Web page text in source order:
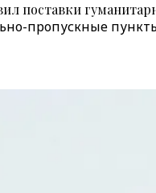
поставки
пропускные